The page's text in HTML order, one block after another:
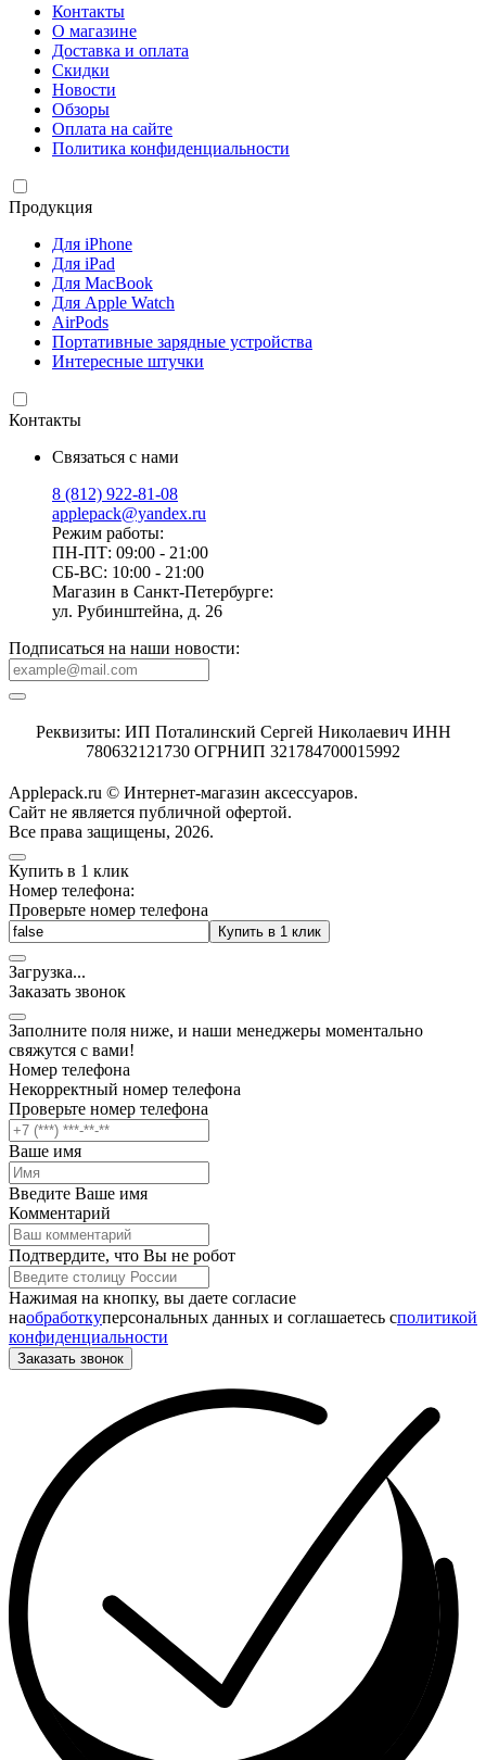
Контакты
О магазине
Доставка и оплата
Скидки
Новости
Обзоры
Оплата на сайте
Политика конфиденциальности
Продукция
Для iPhone
Для iPad
Для MacBook
Для Apple Watch
AirPods
Портативные зарядные устройства
Интересные штучки
Контакты
Связаться с нами
8 (812) 922-81-08
applepack@yandex.ru
Режим работы:
ПН-ПТ: 09:00 - 21:00
СБ-ВС: 10:00 - 21:00
Магазин в Санкт-Петербурге:
ул. Рубинштейна, д. 26
Подписаться на наши новости:
Реквизиты: ИП Поталинский Сергей Николаевич ИНН
780632121730 ОГРНИП 321784700015992
Applepack.ru © Интернет-магазин аксессуаров.
Cайт не является публичной офертой.
Все права защищены, 2026.
Купить в 1 клик
Номер телефона:
Проверьте номер телефона
Купить в 1 клик
Загрузка...
Заказать звонок
Заполните поля ниже, и наши менеджеры моментально
свяжутся с вами!
Номер телефона
Некорректный номер телефона
Проверьте номер телефона
Ваше имя
Введите Ваше имя
Комментарий
Подтвердите, что Вы не робот
Нажимая на кнопку, вы даете согласие
наобработкуперсональных данных и соглашаетесь cполитикой
конфиденциальности
Заказать звонок